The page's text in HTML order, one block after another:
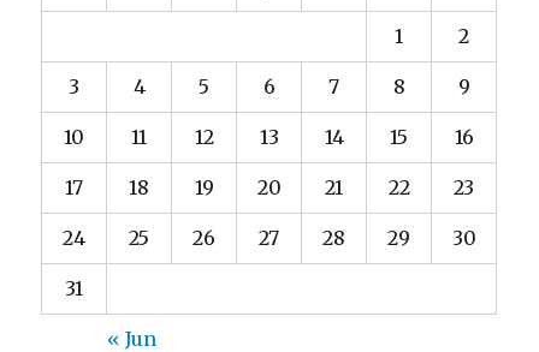
1 2
3 4 5 6 7 8 9
10 11 12 13 14 15 16
17 18 19 20 21 22 23
24 25 26 27 28 29 30
31
« Jun